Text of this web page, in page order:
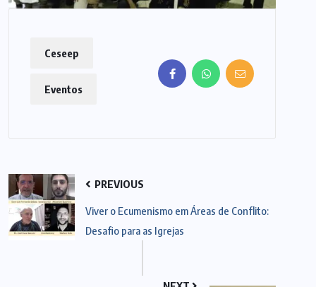
Ceseep
Eventos
PREVIOUS
Viver o Ecumenismo em Áreas de Conflito:
Desafio para as Igrejas